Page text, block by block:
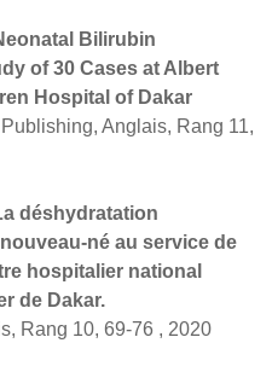
Bilirubin
of 30 Cases at Albert
Hospital of Dakar
Anglais, Rang 11,
déshydratation
né au service de
hospitalier national
de Dakar.
Rang 10, 69-76 , 2020